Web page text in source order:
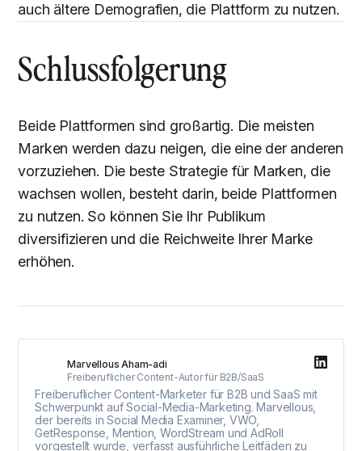
auch ältere Demografien, die Plattform zu nutzen.
Schlussfolgerung
Beide Plattformen sind großartig. Die meisten
Marken werden dazu neigen, die eine der anderen
vorzuziehen. Die beste Strategie für Marken, die
wachsen wollen, besteht darin, beide Plattformen
zu nutzen. So können Sie Ihr Publikum
diversifizieren und die Reichweite Ihrer Marke
erhöhen.
Marvellous Aham-adi
Freiberuflicher Content-Autor für B2B/SaaS
Freiberuflicher Content-Marketer für B2B und SaaS mit
Schwerpunkt auf Social-Media-Marketing. Marvellous,
der bereits in Social Media Examiner, VWO,
GetResponse, Mention, WordStream und AdRoll
vorgestellt wurde, verfasst ausführliche Leitfäden zu